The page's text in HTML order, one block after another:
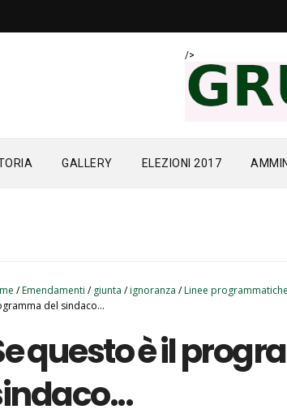
/>
GALLERY ELEZIONI 2017
/Emendamenti / giunta /ignoranza /Linee programmatiche
del sindaco...
questo è il